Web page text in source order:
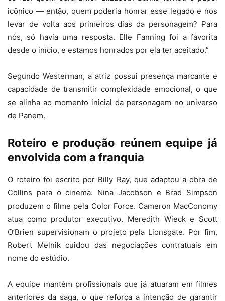
icônico — então, quem poderia honrar esse legado e nos
levar de volta aos primeiros dias da personagem? Para
nós, só havia uma resposta. Elle Fanning foi a favorita
desde o início, e estamos honrados por ela ter aceitado.”
Segundo Westerman, a atriz possui presença marcante e
capacidade de transmitir complexidade emocional, o que
se alinha ao momento inicial da personagem no universo
de Panem.
Roteiro e produção reúnem equipe já
envolvida com a franquia
O roteiro foi escrito por Billy Ray, que adaptou a obra de
Collins para o cinema. Nina Jacobson e Brad Simpson
produzem o filme pela Color Force. Cameron MacConomy
atua como produtor executivo. Meredith Wieck e Scott
O’Brien supervisionam o projeto pela Lionsgate. Por fim,
Robert Melnik cuidou das negociações contratuais em
nome do estúdio.
A equipe mantém profissionais que já atuaram em filmes
anteriores da saga, o que reforça a intenção de garantir